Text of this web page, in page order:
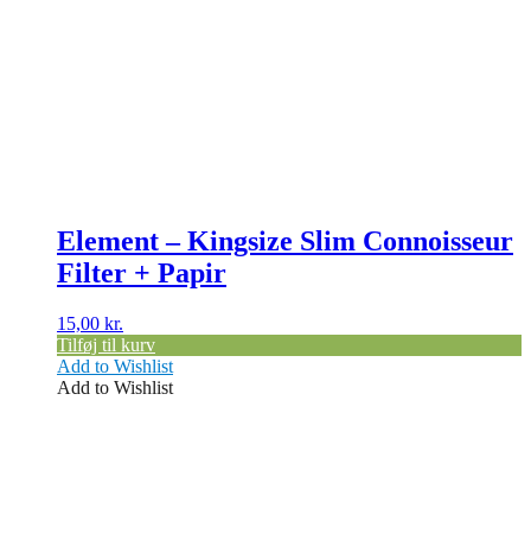
Element – Kingsize Slim Connoisseur
Filter + Papir
15,00 kr.
Tilføj til kurv
Add to Wishlist
Add to Wishlist